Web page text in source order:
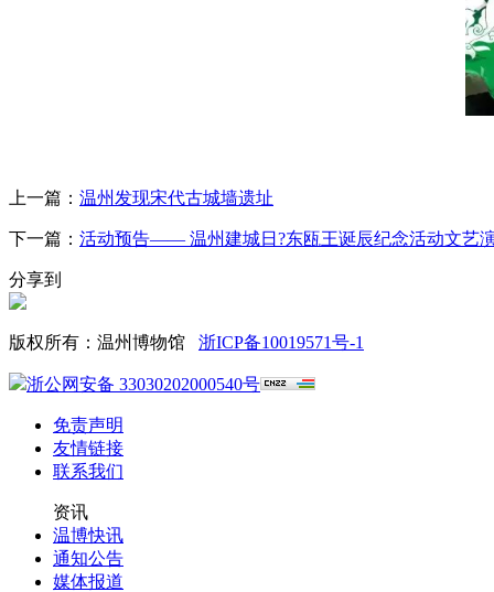
上一篇： 温州发现宋代古城墙遗址
下一篇： 活动预告—— 温州建城日?东瓯王诞辰纪念活动文艺
分享到
版权所有：温州博物馆 浙ICP备10019571号-1
浙公网安备 33030202000540号
免责声明
友情链接
联系我们
资讯
温博快讯
通知公告
媒体报道